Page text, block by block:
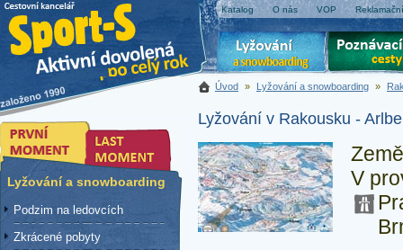
Katalog O nás VOP
Úvod » Lyžování a snowboarding »
Lyžování v Rakousku -
V
Lyžování a snowboarding
Podzim na ledovcích
Zkrácené pobyty